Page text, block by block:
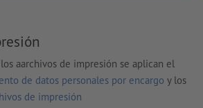
aarchivos de impresión se aplican el
de datos personales por encargo y los
de impresión